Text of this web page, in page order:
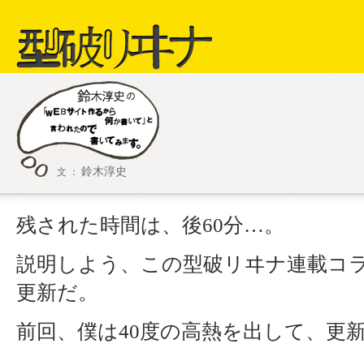
文 ： 鈴木淳史
残された時間は、後60分…。
説明しよう、この型破リヰナ連載コ
更新だ。
前回、僕は40度の高熱を出して、更